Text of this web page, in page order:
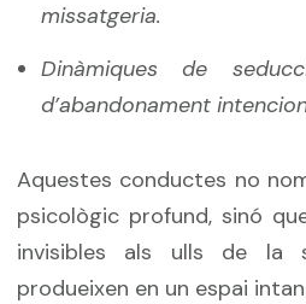
missatgeria.
Dinàmiques de
d’abandonament
Aquestes conductes no
psicològic profund, sinó
invisibles als ulls de la
produeixen en un espai